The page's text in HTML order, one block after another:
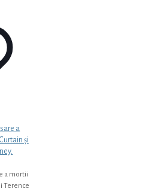
a
și
a mortii
Terence